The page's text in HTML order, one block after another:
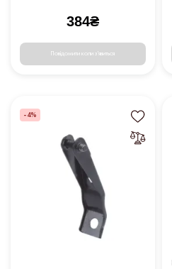
384₴
Повідомити коли з'явиться
-4%